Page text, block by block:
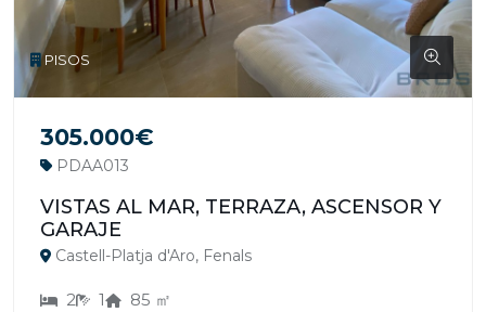
PISOS
305.000€
PDAA013
VISTAS AL MAR, TERRAZA, ASCENSOR Y
GARAJE
Castell-Platja d'Aro, Fenals
2 1 85 ㎡